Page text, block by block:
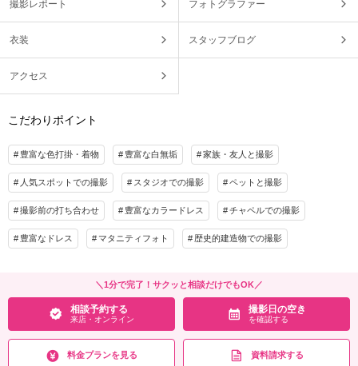
撮影レポート フォトグラファー
衣装 スタッフブログ
アクセス
こだわりポイント
豊富な色打掛・着物 豊富な白無垢 家族・友人と撮影
人気スポットでの撮影 スタジオでの撮影 ペットと撮影
撮影前の打ち合わせ 豊富なカラードレス チャペルでの撮影
豊富なドレス マタニティフォト 歴史的建造物での撮影
＼1分で完了！サクッと相談だけでもOK／
相談予約する
来店・オンライン
撮影日の空き
を確認する
料金プランを見る 資料請求する